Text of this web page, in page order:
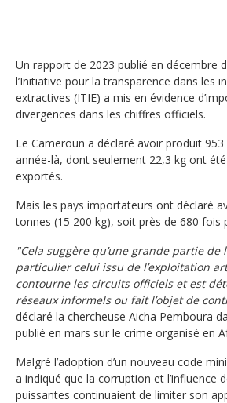
Un rapport de 2023 publié en décembre
l’Initiative pour la transparence dans les
extractives (ITIE) a mis en évidence
divergences dans les chiffres officiels.
Le Cameroun a déclaré avoir produit 953
année-là, dont seulement 22,3 kg ont
exportés.
Mais les pays importateurs ont déclaré
tonnes (15 200 kg), soit près de 680 fois
"Cela suggère qu’une grande partie de
particulier celui issu de l’exploitation
contourne les circuits officiels et est
réseaux informels ou fait l’objet de
déclaré la chercheuse Aicha Pemboura
publié en mars sur le crime organisé en
Malgré l’adoption d’un nouveau code
a indiqué que la corruption et l’influence
puissantes continuaient de limiter son